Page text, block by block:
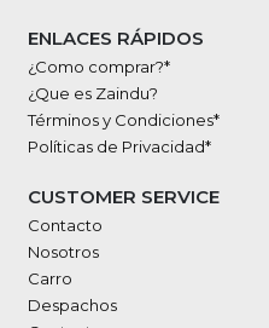
ENLACES RÁPIDOS
¿Como comprar?*
¿Que es Zaindu?
Términos y Condiciones*
Políticas de Privacidad*
CUSTOMER SERVICE
Contacto
Nosotros
Carro
Despachos